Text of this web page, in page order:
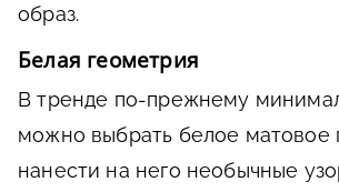
образ.
Белая геометрия
В тренде по-прежнему
можно выбрать белое матовое
нанести на него необычные